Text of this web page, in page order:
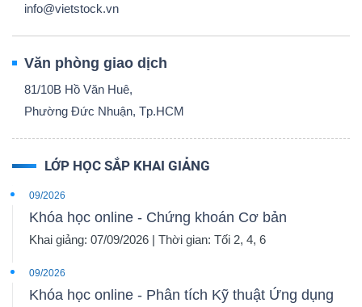
info@vietstock.vn
Văn phòng giao dịch
81/10B Hồ Văn Huê,
Phường Đức Nhuận, Tp.HCM
LỚP HỌC SẮP KHAI GIẢNG
09/2026
Khóa học online - Chứng khoán Cơ bản
Khai giảng: 07/09/2026 | Thời gian: Tối 2, 4, 6
09/2026
Khóa học online - Phân tích Kỹ thuật Ứng dụng